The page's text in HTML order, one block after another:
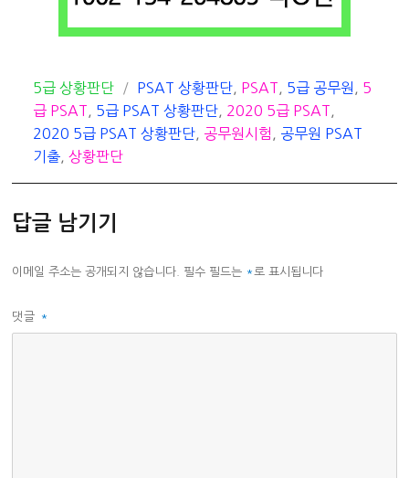
카
테
고
리
5급 상황판단
태
그
PSAT 상황판단, PSAT 5급 공무원
5
급 PSAT
5급 PSAT 상황판단 2020 5급 PSAT
2020 5급 PSAT 상황판단
공무원시험
공무원 PSAT
기출 ,상황판단
답글 남기기
이메일 주소는 공개되지 않습니다. 필수 필드는 * 로 표시됩니다
댓글 *